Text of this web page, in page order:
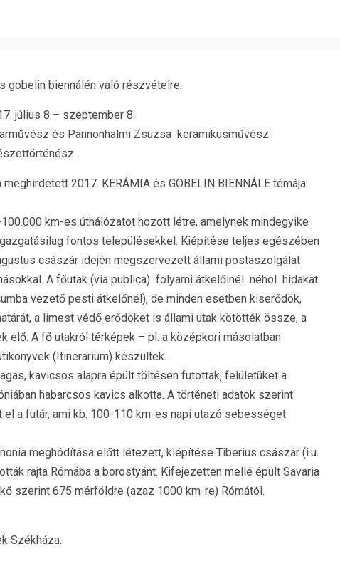
gobelin biennálén való részvételre.
július 8 – szeptember 8.
és Pannonhalmi Zsuzsa keramikusművész.
2017. KERÁMIA és GOBELIN BIENNÁLE témája:
km-es úthálózatot hozott létre, amelynek mindegyike
fontos településekkel. Kiépítése teljes egészében
császár idején megszervezett állami postaszolgálat
A főutak (via publica) folyami átkelőinél néhol hidakat
vezető pesti átkelőnél), de minden esetben kiserődök,
a limest védő erődöket is állami utak kötötték össze, a
elő. A fő utakról térképek – pl. a középkori másolatban
(Itinerarium) készültek.
kavicsos alapra épült töltésen futottak, felületüket a
habarcsos kavics alkotta. A történeti adatok szerint
el a futár, ami kb. 100-110 km-es napi utazó sebességet
meghódítása előtt létezett, kiépítése Tiberius császár (i.u.
rajta Rómába a borostyánt. Kifejezetten mellé épült Savaria
szerint 675 mérföldre (azaz 1000 km-re) Rómától.
Székháza: